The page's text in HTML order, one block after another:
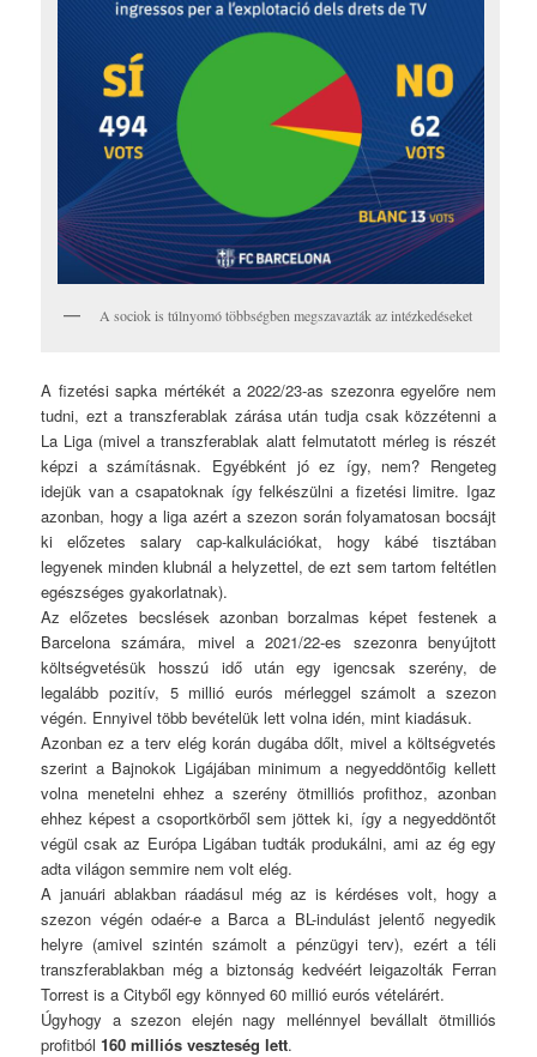
A sociok is túlnyomó többségben megszavazták az intézkedéseket
A fizetési sapka mértékét a 2022/23-as szezonra egyelőre nem
tudni, ezt a transzferablak zárása után tudja csak közzétenni a
La Liga (mivel a transzferablak alatt felmutatott mérleg is részét
képzi a számításnak. Egyébként jó ez így, nem? Rengeteg
idejük van a csapatoknak így felkészülni a fizetési limitre. Igaz
azonban, hogy a liga azért a szezon során folyamatosan bocsájt
ki előzetes salary cap-kalkulációkat, hogy kábé tisztában
legyenek minden klubnál a helyzettel, de ezt sem tartom feltétlen
egészséges gyakorlatnak).
Az előzetes becslések azonban borzalmas képet festenek a
Barcelona számára, mivel a 2021/22-es szezonra benyújtott
költségvetésük hosszú idő után egy igencsak szerény, de
legalább pozitív, 5 millió eurós mérleggel számolt a szezon
végén. Ennyivel több bevételük lett volna idén, mint kiadásuk.
Azonban ez a terv elég korán dugába dőlt, mivel a költségvetés
szerint a Bajnokok Ligájában minimum a negyeddöntőig kellett
volna menetelni ehhez a szerény ötmilliós profithoz, azonban
ehhez képest a csoportkörből sem jöttek ki, így a negyeddöntőt
végül csak az Európa Ligában tudták produkálni, ami az ég egy
adta világon semmire nem volt elég.
A januári ablakban ráadásul még az is kérdéses volt, hogy a
szezon végén odaér-e a Barca a BL-indulást jelentő negyedik
helyre (amivel szintén számolt a pénzügyi terv), ezért a téli
transzferablakban még a biztonság kedvéért leigazolták Ferran
Torrest is a Cityből egy könnyed 60 millió eurós vételárért.
Úgyhogy a szezon elején nagy mellénnyel bevállalt ötmilliós
profitból160 milliós veszteség lett.